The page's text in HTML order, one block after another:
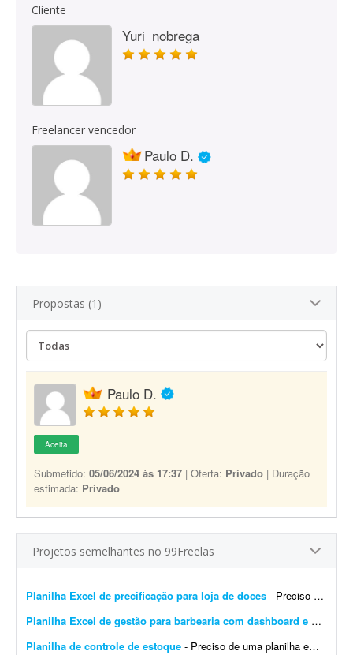
Cliente
Yuri_nobrega
Freelancer vencedor
Paulo D.
Propostas (1)
Paulo D.
Aceita
Submetido: 05/06/2024 às 17:37 | Oferta: Privado | Duração
estimada: Privado
Projetos semelhantes no 99Freelas
Planilha Excel de precificação para loja de doces - Preciso de um profissional que tenha experiência em planilhas Excel e cálculos. Preciso de uma planilha de precificação para minha loja de doces. Preciso com urgên...
Planilha Excel de gestão para barbearia com dashboard e backup
Planilha de controle de estoque - Preciso de uma planilha em Excel para controle de estoque da marca Viora, que comercializa roupas fitness. Ela deve conter: * Cadastro de produtos com SKU. * Controle por cor e tamanho. * Cadastr...